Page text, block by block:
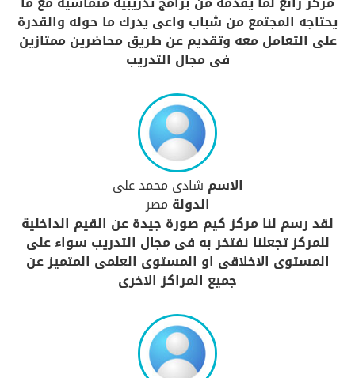
يحتاجه المجتمع من شباب واعى يدرك ما حوله والقدرة
على التعامل معه وتقديم عن طريق محاضرين ممتازين
فى مجال التدريب
الاسم شادى محمد على
الدولة مصر
لقد رسم لنا مركز كيم صورة جيدة عن القيم الداخلية
للمركز تجعلنا نفتخر به فى مجال التدريب سواء على
المستوى الاخلاقى او المستوى العلمى المتميز عن
جميع المراكز الاخرى